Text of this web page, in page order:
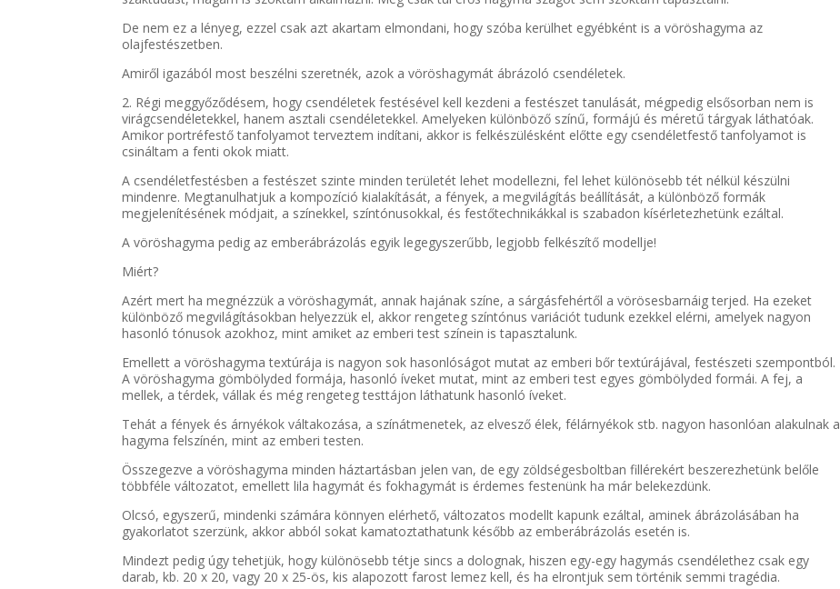
De nem ez a lényeg, ezzel csak azt akartam elmondani, hogy szóba kerülhet egyébként is a vöröshagyma az
olajfestészetben.
Amiről igazából most beszélni szeretnék, azok a vöröshagymát ábrázoló csendéletek.
2. Régi meggyőződésem, hogy csendéletek festésével kell kezdeni a festészet tanulását, mégpedig elsősorban nem is
virágcsendéletekkel, hanem asztali csendéletekkel. Amelyeken különböző színű, formájú és méretű tárgyak láthatóak.
Amikor portréfestő tanfolyamot terveztem indítani, akkor is felkészülésként előtte egy csendéletfestő tanfolyamot is
csináltam a fenti okok miatt.
A csendéletfestésben a festészet szinte minden területét lehet modellezni, fel lehet különösebb tét nélkül készülni
mindenre. Megtanulhatjuk a kompozíció kialakítását, a fények, a megvilágítás beállítását, a különböző formák
megjelenítésének módjait, a színekkel, színtónusokkal, és festőtechnikákkal is szabadon kísérletezhetünk ezáltal.
A vöröshagyma pedig az emberábrázolás egyik legegyszerűbb, legjobb felkészítő modellje!
Miért?
Azért mert ha megnézzük a vöröshagymát, annak hajának színe, a sárgásfehértől a vörösesbarnáig terjed. Ha ezeket
különböző megvilágításokban helyezzük el, akkor rengeteg színtónus variációt tudunk ezekkel elérni, amelyek nagyon
hasonló tónusok azokhoz, mint amiket az emberi test színein is tapasztalunk.
Emellett a vöröshagyma textúrája is nagyon sok hasonlóságot mutat az emberi bőr textúrájával, festészeti szempontból.
A vöröshagyma gömbölyded formája, hasonló íveket mutat, mint az emberi test egyes gömbölyded formái. A fej, a
mellek, a térdek, vállak és még rengeteg testtájon láthatunk hasonló íveket.
Tehát a fények és árnyékok váltakozása, a színátmenetek, az elvesző élek, félárnyékok stb. nagyon hasonlóan alakulnak a
hagyma felszínén, mint az emberi testen.
Összegezve a vöröshagyma minden háztartásban jelen van, de egy zöldségesboltban fillérekért beszerezhetünk belőle
többféle változatot, emellett lila hagymát és fokhagymát is érdemes festenünk ha már belekezdünk.
Olcsó, egyszerű, mindenki számára könnyen elérhető, változatos modellt kapunk ezáltal, aminek ábrázolásában ha
gyakorlatot szerzünk, akkor abból sokat kamatoztathatunk később az emberábrázolás esetén is.
Mindezt pedig úgy tehetjük, hogy különösebb tétje sincs a dolognak, hiszen egy-egy hagymás csendélethez csak egy
darab, kb. 20 x 20, vagy 20 x 25-ös, kis alapozott farost lemez kell, és ha elrontjuk sem történik semmi tragédia.